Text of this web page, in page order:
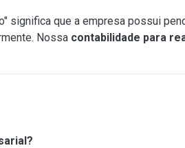
significa que a empresa possui
Nossa contabilidade para